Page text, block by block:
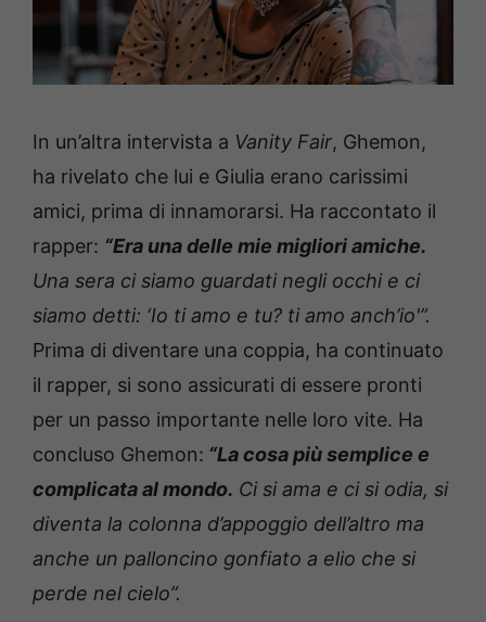
In un’altra intervista a Vanity Fair, Ghemon,
ha rivelato che lui e Giulia erano carissimi
amici, prima di innamorarsi. Ha raccontato il
rapper: “Era una delle mie migliori amiche.
Una sera ci siamo guardati negli occhi e ci
siamo detti: ‘Io ti amo e tu? ti amo anch’io'”.
Prima di diventare una coppia, ha continuato
il rapper, si sono assicurati di essere pronti
per un passo importante nelle loro vite. Ha
concluso Ghemon: “La cosa più semplice e
complicata al mondo. Ci si ama e ci si odia, si
diventa la colonna d’appoggio dell’altro ma
anche un palloncino gonfiato a elio che si
perde nel cielo”.